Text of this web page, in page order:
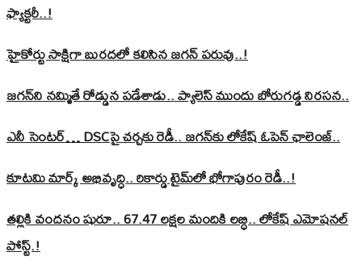
ఫ్యాక్టరీ..!
హైకోర్టు సాక్షిగా బురదలో కలిసిన జగన్ పరువు..!
జగన్‌ని నమ్మితే రోడ్డున పడేశాడు.. ప్యాలెస్‌ ముందు బోరుగడ్డ నిరసన..
ఎనీ సెంటర్‌… DSCపై చర్చకు రెడీ.. జగన్‌కు లోకేష్‌ ఓపెన్ ఛాలెంజ్..
కూటమి మార్క్ అభివృద్ధి.. రికార్డు టైమ్‌లో భోగాపురం రెడీ..!
తల్లికి వందనం షురూ.. 67.47 లక్షల మందికి లబ్ధి.. లోకేష్‌ ఎమోషనల్
పోస్ట్‌.!